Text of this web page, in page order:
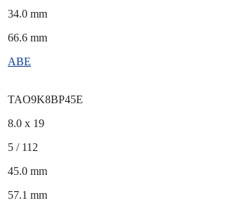
34.0 mm
66.6 mm
ABE
TAO9K8BP45E
8.0 x 19
5 / 112
45.0 mm
57.1 mm